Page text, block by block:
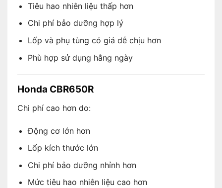
Tiêu hao nhiên liệu thấp hơn
Chi phí bảo dưỡng hợp lý
Lốp và phụ tùng có giá dễ chịu hơn
Phù hợp sử dụng hằng ngày
Honda CBR650R
Chi phí cao hơn do:
Động cơ lớn hơn
Lốp kích thước lớn
Chi phí bảo dưỡng nhỉnh hơn
Mức tiêu hao nhiên liệu cao hơn